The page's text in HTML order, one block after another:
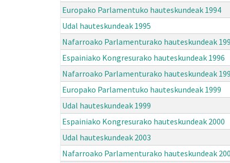
Europako Parlamentuko hauteskundeak 1994
Udal hauteskundeak 1995
Nafarroako Parlamenturako hauteskundeak
Espainiako Kongresurako hauteskundeak 1996
Nafarroako Parlamenturako hauteskundeak
Europako Parlamentuko hauteskundeak 1999
Udal hauteskundeak 1999
Espainiako Kongresurako hauteskundeak 2000
Udal hauteskundeak 2003
Nafarroako Parlamenturako hauteskundeak